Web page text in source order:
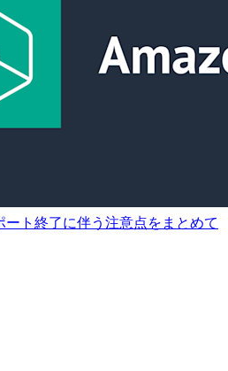
ト終了に伴う注意点をまとめて